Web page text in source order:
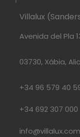
Villalux
Avenida del Pla
03730, Xábia,
+34 96 579 40
+34 692 307 000
info@villalux.com